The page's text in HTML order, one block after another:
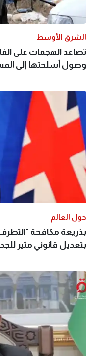
الشرق الأوسط
تصاعد الهجمات على
وصول أسلحتها إلى
حول العالم
بذريعة مكافحة
بتعديل قانوني مثير